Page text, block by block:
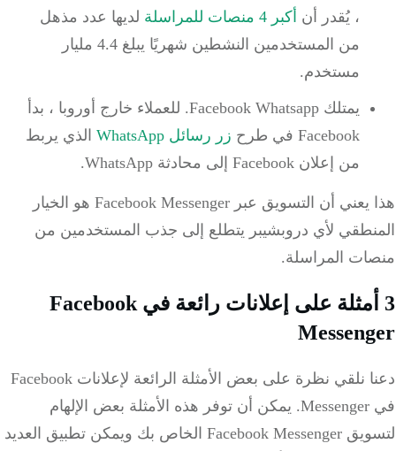
، يُقدر أن أكبر 4 منصات للمراسلة
لديها عدد مذهل
من المستخدمين النشطين شهريًا يبلغ 4.4 مليار
مستخدم.
يمتلك Facebook Whatsapp.
للعملاء خارج أوروبا ، بدأ
Facebook في طرح
زر رسائل WhatsApp
الذي يربط
من إعلان Facebook إلى محادثة WhatsApp.
هذا يعني أن التسويق عبر Facebook Messenger هو الخيار
المنطقي لأي دروبشيبر يتطلع إلى جذب المستخدمين من
منصات المراسلة.
3 أمثلة على إعلانات رائعة في Facebook
Messenger
دعنا نلقي نظرة على بعض الأمثلة الرائعة لإعلانات Facebook
في Messenger.
يمكن أن توفر هذه الأمثلة بعض الإلهام
لتسويق Facebook Messenger الخاص بك ويمكن تطبيق العديد